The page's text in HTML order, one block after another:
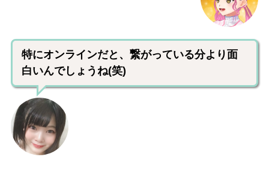
特にオンラインだと、繋がっている分より面
白いんでしょうね(笑)